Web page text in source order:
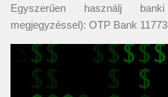
Egyszerűen használj
megjegyzéssel): OTP Bank